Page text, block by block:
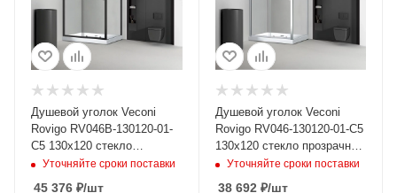
Душевой уголок Veconi
Rovigo RV046B-130120-01-
C5 130х120 стекло
прозрачное профиль
Уточняйте сроки поставки
45 376 ₽/шт
Душевой уголок Veconi
Rovigo RV046-130120-01-C5
130х120 стекло прозрачное
профиль хром без поддона
Уточняйте сроки поставки
38 692 ₽/шт